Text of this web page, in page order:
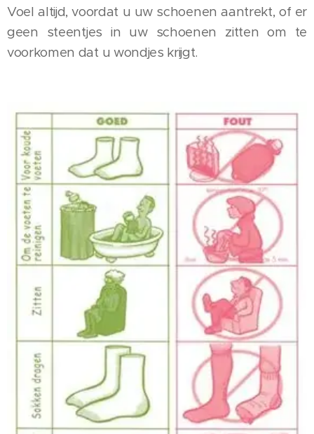
Voel altijd, voordat u uw schoenen aantrekt, of er
geen steentjes in uw schoenen zitten om te
voorkomen dat u wondjes krijgt.